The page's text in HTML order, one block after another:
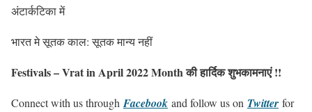
अंटार्कटिका में
भारत मे सूतक काल: सूतक मान्य नहीं
Festivals – Vrat in April 2022 Month की हार्दिक शुभकामनाएं !!
Connect with us through Facebook and follow us on Twitter for